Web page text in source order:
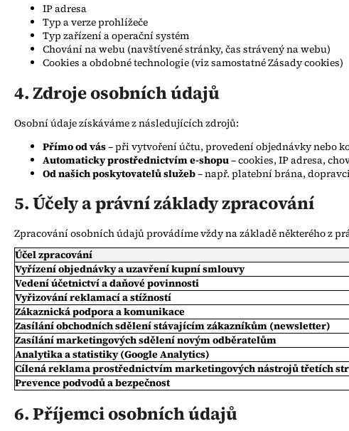
IP adresa
Typ a verze prohlížeče
Typ zařízení a operační systém
Chování na webu (navštívené stránky, čas strávený na webu)
Cookies a obdobné technologie (viz samostatné Zásady cookies)
4. Zdroje osobních údajů
Osobní údaje získáváme z následujících zdrojů:
Přímo od vás– při vytvoření účtu, provedení objednávky nebo
Automaticky prostřednictvím e-shopu– cookies, IP adresa,
Od našich poskytovatelů služeb– např. platební brána,
5. Účely a právní základy zpracování
Zpracování osobních údajů provádíme vždy na základě některého z
Účel zpracování
Vyřízení objednávky a uzavření kupní smlouvy
Vedení účetnictví a daňové povinnosti
Vyřizování reklamací a stížností
Zákaznická podpora a komunikace
Zasílání obchodních sdělení stávajícím zákazníkům (newsletter)
Zasílání marketingových sdělení novým odběratelům
Analytika a statistiky (Google Analytics)
Cílená reklama prostřednictvím marketingových nástrojů třetích
Prevence podvodů a bezpečnost
6. Příjemci osobních údajů